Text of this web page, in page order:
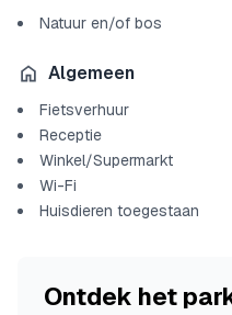
Natuur en/of bos
Algemeen
Fietsverhuur
Receptie
Winkel/Supermarkt
Wi-Fi
Huisdieren toegestaan
Ontdek het